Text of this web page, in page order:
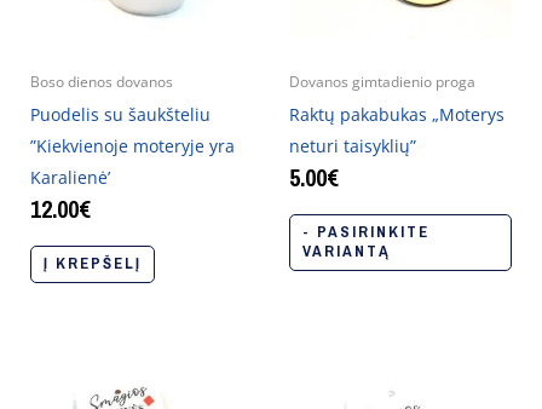
Boso dienos dovanos
Puodelis su šaukšteliu
”Kiekvienoje moteryje yra
Karalienė’
12.00€
Į KREPŠELĮ
Dovanos gimtadienio proga
Raktų pakabukas „Moterys
neturi taisyklių”
5.00€
- PASIRINKITE
VARIANTĄ